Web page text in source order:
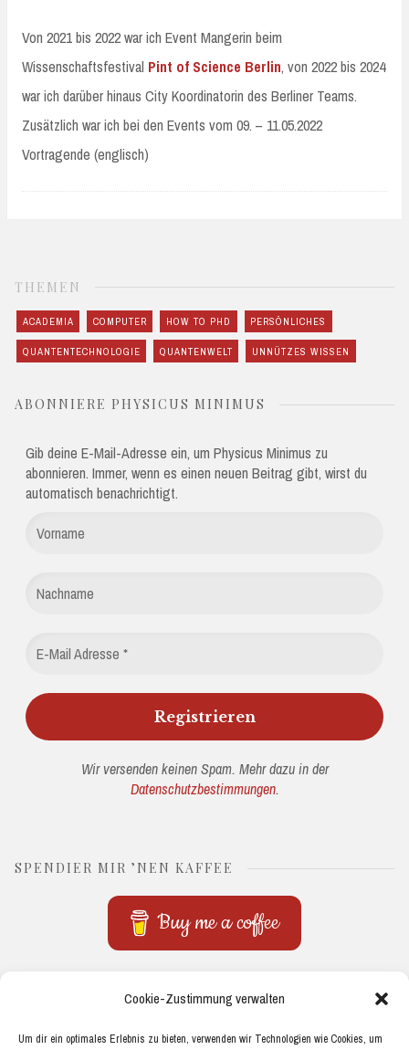
Cookie-Zustimmung verwalten
Um dir ein optimales Erlebnis zu bieten, verwenden wir Technologien wie Cookies, um
Von 2021 bis 2022 war ich Event Mangerin beim
Wissenschaftsfestival Pint of Science Berlin, von 2022 bis 2024
war ich darüber hinaus City Koordinatorin des Berliner Teams.
Zusätzlich war ich bei den Events vom 09. – 11.05.2022
Vortragende (englisch)
THEMEN
ACADEMIA COMPUTER HOW TO PHD PERSÖNLICHES
QUANTENTECHNOLOGIE QUANTENWELT UNNÜTZES WISSEN
ABONNIERE PHYSICUS MINIMUS
Gib deine E-Mail-Adresse ein, um Physicus Minimus zu
abonnieren. Immer, wenn es einen neuen Beitrag gibt, wirst du
automatisch benachrichtigt.
Wir versenden keinen Spam. Mehr dazu in der
Datenschutzbestimmungen.
SPENDIER MIR ’NEN KAFFEE
Buy me a coffee